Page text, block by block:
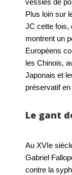
vessies de
Plus loin sur
JC cette fois,
montrent un
Européens
les Chinois,
Japonais et
préservatif
Le gant
Au XVIe
Gabriel
contre la